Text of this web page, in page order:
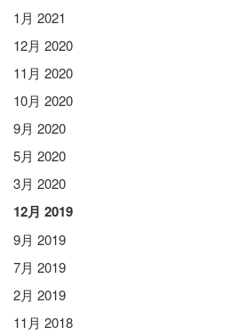
1月 2021
12月 2020
11月 2020
10月 2020
9月 2020
5月 2020
3月 2020
12月 2019
9月 2019
7月 2019
2月 2019
11月 2018